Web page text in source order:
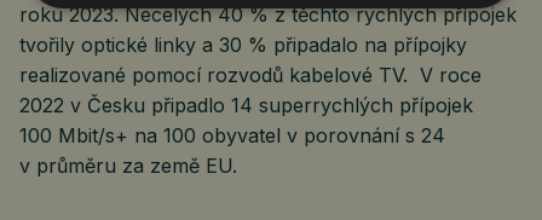
roku 2023. Necelých 40 % z těchto rychlých přípojek
tvořily optické linky a 30 % připadalo na přípojky
realizované pomocí rozvodů kabelové TV. V roce
2022 v Česku připadlo 14 superrychlých přípojek
100 Mbit/s+ na 100 obyvatel v porovnání s 24
v průměru za země EU.